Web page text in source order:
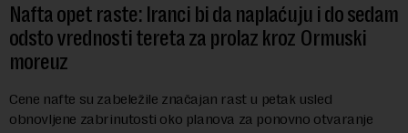
Nafta opet raste: Iranci bi da naplaćuju i do sedam
odsto vrednosti tereta za prolaz kroz Ormuski
moreuz
Cene nafte su zabeležile značajan rast u petak usled
obnovljene zabrinutosti oko planova za ponovno otvaranje